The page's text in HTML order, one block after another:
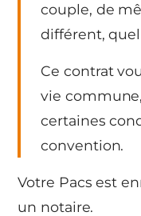
couple, de
différent,
Ce contrat
vie
certaines
convention.
Votre Pacs est
un notaire.